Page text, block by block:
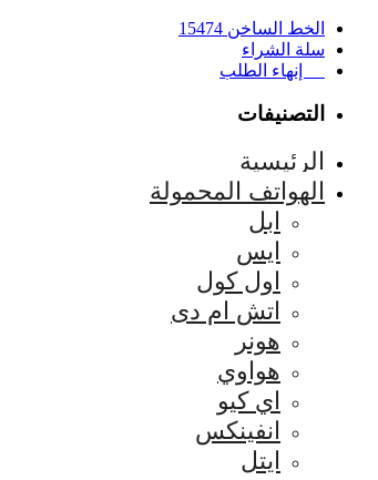
الخط الساخن 15474
سلة الشراء
إنهاء الطلب
التصنيفات
الرئيسية
الهواتف المحمولة
ابل
ايس
اول كول
اتش ام دى
هونر
هواوي
اي كيو
انفينكس
ايتل